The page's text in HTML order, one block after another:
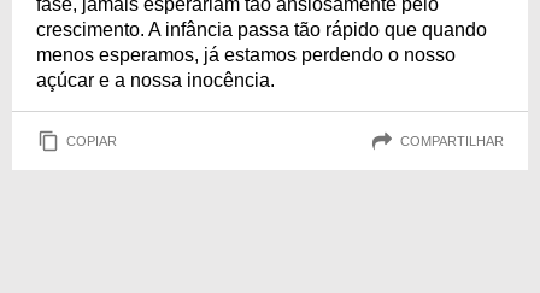
fase, jamais esperariam tão ansiosamente pelo
crescimento. A infância passa tão rápido que quando
menos esperamos, já estamos perdendo o nosso
açúcar e a nossa inocência.
COPIAR COMPARTILHAR